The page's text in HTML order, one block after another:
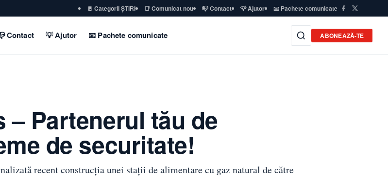
🚪 Categorii ȘTIRI 📑 Comunicat nou 📪 Contact 💡 Ajutor 📧 Pachete comunicate
Contact 💡 Ajutor 📧 Pachete comunicate ABONEAZĂ-TE
Partenerul tău de
de securitate!
recent construcția unei stații de alimentare cu gaz natural de către